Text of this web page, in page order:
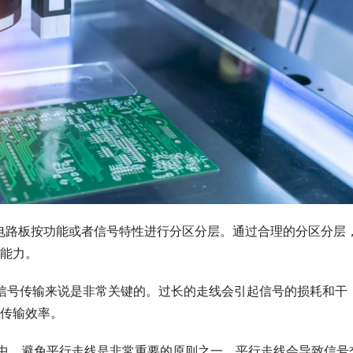
板按功能或者信号特性进行分区分层。通过合理的分区分层
力。
传输来说是非常关键的。过长的走线会引起信号的损耗和干
输效率。